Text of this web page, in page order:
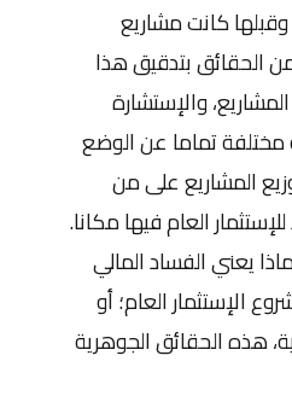
المدرجة في الموازنة 283 ترليون دينار. وقبلها كانت مشاريع
الحقائق بتدقيق هذا
والإستشارة
مختلفة تماما عن الوضع
المشاريع على من
العام فيها مكانا.
يعني الفساد المالي
الإستثمار العام؛ أو
هذه الحقائق الجوهرية